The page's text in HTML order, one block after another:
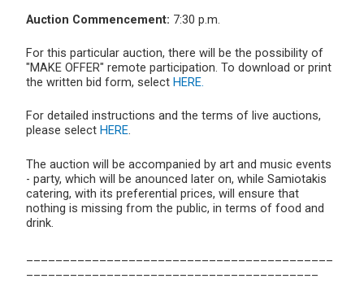
Auction Commencement: 7:30 p.m.
For this particular auction, there will be the possibility of
"MAKE OFFER" remote participation. To download or print
the written bid form, select HERE.
For detailed instructions and the terms of live auctions,
please select HERE.
The auction will be accompanied by art and music events
- party, which will be anounced later on, while Samiotakis
catering, with its preferential prices, will ensure that
nothing is missing from the public, in terms of food and
drink.